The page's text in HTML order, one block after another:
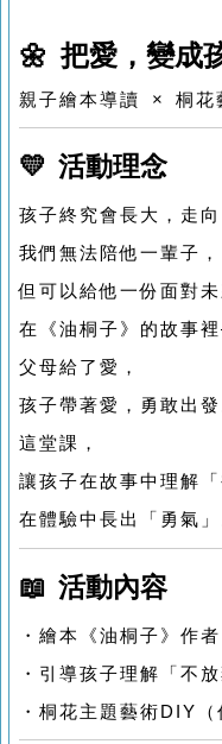
🌼 把愛，變成
親子繪本導讀 × 桐花
💛 活動理念
孩子終究會長大，走向
我們無法陪他一輩子，
但可以給他一份面對未
在《油桐子》的故事
父母給了愛，
孩子帶著愛，勇敢出發
這堂課，
讓孩子在故事中理解「
在體驗中長出「勇氣」
📖 活動內容
・繪本《油桐子》作
・引導孩子理解「不
・桐花主題藝術DIY（